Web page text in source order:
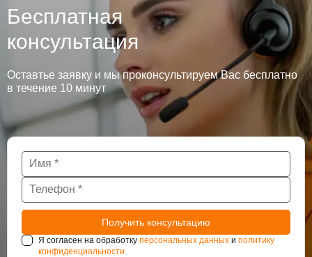
Бесплатная
консультация
Оставтье заявку и мы проконсультируем Вас бесплатно
в течение 10 минут
Я согласен на обработку персональных данных и политику
конфиденциальности